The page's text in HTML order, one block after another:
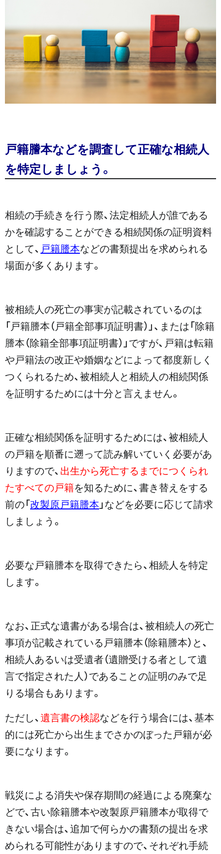
戸籍謄本などを調査して正確な相続人
を特定しましょう。
相続の手続きを行う際、法定相続人が誰である
かを確認することができる相続関係の証明資料
として、 戸籍謄本などの書類提出を求められる
場面が多くあります。
被相続人の死亡の事実が記載されているのは
「戸籍謄本（戸籍全部事項証明書） 」、または「除籍
謄本（除籍全部事項証明書） 」ですが、戸籍は転籍
や戸籍法の改正や婚姻などによって都度新しく
つくられるため、被相続人と相続人の相続関係
を証明するためには十分と言えません。
正確な相続関係を証明するためには、被相続人
の戸籍を順番に遡って読み解いていく必要があ
りますので、 出生から死亡するまでにつくられ
たすべての戸籍を知るために、書き替えをする
前の「改製原戸籍謄本 」などを必要に応じて請求
しましょう。
必要な戸籍謄本を取得できたら、相続人を特定
します。
なお、正式な遺書がある場合は、被相続人の死亡
事項が記載されている戸籍謄本（除籍謄本）と、
相続人あるいは受遺者（遺贈受ける者として遺
言で指定された人）であることの証明のみで足
りる場合もあります。
ただし、遺言書の検認などを行う場合には、基本
的には死亡から出生までさかのぼった戸籍が必
要になります。
戦災による消失や保存期間の経過による廃棄な
どで、古い除籍謄本や改製原戸籍謄本が取得で
きない場合は、追加で何らかの書類の提出を求
められる可能性がありますので、それぞれ手続